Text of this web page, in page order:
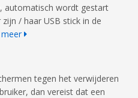
automatisch wordt gestart
/ haar USB stick in de
tegen het verwijderen
dan vereist dat een